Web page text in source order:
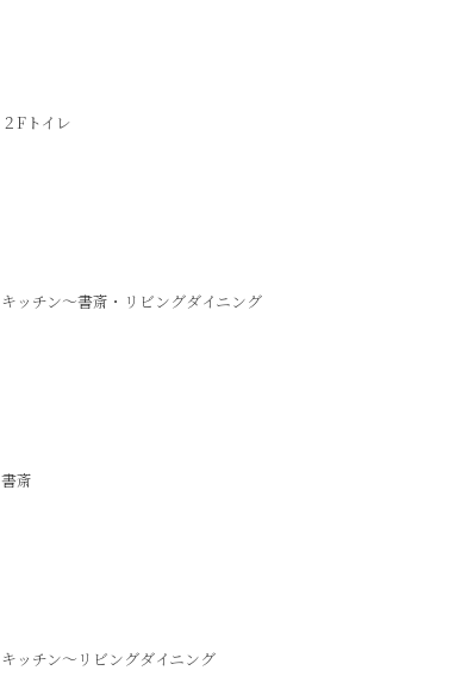
２Fトイレ
キッチン～書斎・リビングダイニング
書斎
キッチン～リビングダイニング